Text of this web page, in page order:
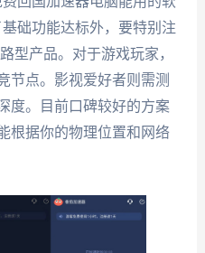
础功能达标外，要特别注
型产品。对于游戏玩家，
节点。影视爱好者则需测
度。目前口碑较好的方案
根据你的物理位置和网络